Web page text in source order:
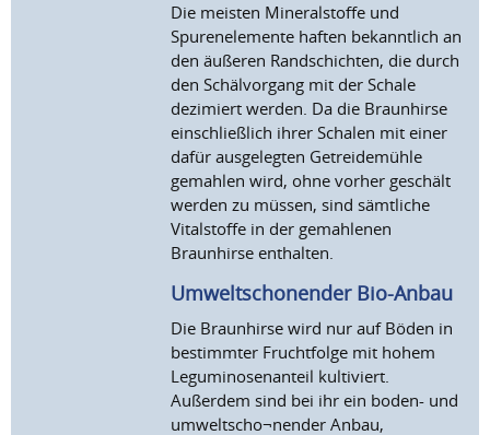
Die meisten Mineralstoffe und
Spurenelemente haften bekanntlich an
den äußeren Randschichten, die durch
den Schälvorgang mit der Schale
dezimiert werden. Da die Braunhirse
einschließlich ihrer Schalen mit einer
dafür ausgelegten Getreidemühle
gemahlen wird, ohne vorher geschält
werden zu müssen, sind sämtliche
Vitalstoffe in der gemahlenen
Braunhirse enthalten.
Umweltschonender Bio-Anbau
Die Braunhirse wird nur auf Böden in
bestimmter Fruchtfolge mit hohem
Leguminosenanteil kultiviert.
Außerdem sind bei ihr ein boden- und
umweltscho¬nender Anbau,